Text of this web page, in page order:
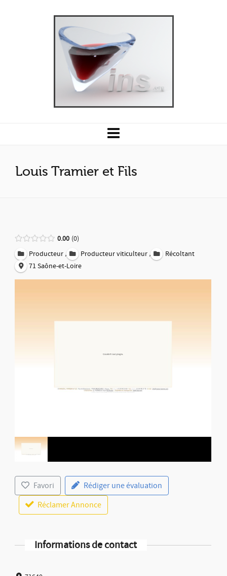
Louis Tramier et Fils
0.00 0
Producteur , Producteur viticulteur ,
Récoltant
71 Saône-et-Loire
Favori
Rédiger une évaluation
Réclamer Annonce
Informations de contact